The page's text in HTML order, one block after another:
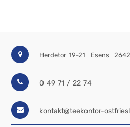
Herdetor 19-21 Esens
0 49 71 / 22 74
kontakt@teekontor-